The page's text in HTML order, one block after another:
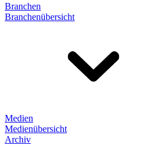
Branchen
Branchenübersicht
Medien
Medienübersicht
Archiv